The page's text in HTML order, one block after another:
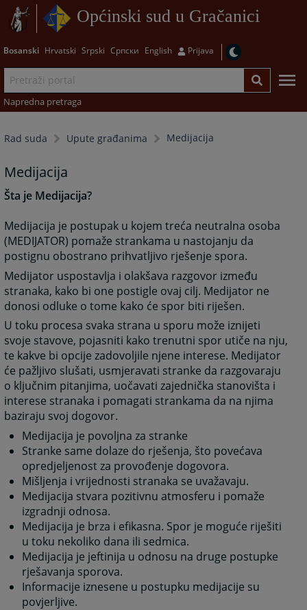
Općinski sud u Gračanici
Bosanski Hrvatski Srpski Српски English Prijava
Napredna pretraga
Rad suda Upute građanima Medijacija
Medijacija
Šta je Medijacija?
Medijacija je postupak u kojem treća neutralna osoba
(MEDIJATOR) pomaže strankama u nastojanju da
postignu obostrano prihvatljivo rješenje spora.
Medijator uspostavlja i olakšava razgovor između
stranaka, kako bi one postigle ovaj cilj. Medijator ne
donosi odluke o tome kako će spor biti riješen.
U toku procesa svaka strana u sporu može iznijeti
svoje stavove, pojasniti kako trenutni spor utiče na nju,
te kakve bi opcije zadovoljile njene interese. Medijator
će pažljivo slušati, usmjeravati stranke da razgovaraju
o ključnim pitanjima, uočavati zajednička stanovišta i
interese stranaka i pomagati strankama da na njima
baziraju svoj dogovor.
Medijacija je povoljna za stranke
Stranke same dolaze do rješenja, što povećava
opredjeljenost za provođenje dogovora.
Mišljenja i vrijednosti stranaka se uvažavaju.
Medijacija stvara pozitivnu atmosferu i pomaže
izgradnji odnosa.
Medijacija je brza i efikasna. Spor je moguće riješiti
u toku nekoliko dana ili sedmica.
Medijacija je jeftinija u odnosu na druge postupke
rješavanja sporova.
Informacije iznesene u postupku medijacije su
povjerljive.